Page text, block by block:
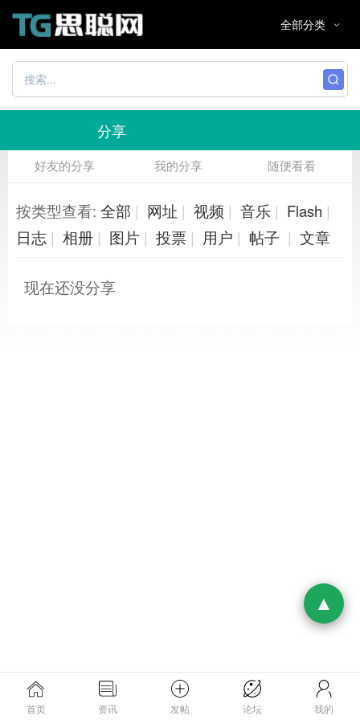
分享
好友的分享 我的分享 随便看看
按类型查看: 全部 | 网址 | 视频 | 音乐 | Flash |
日志 | 相册 | 图片 | 投票 | 用户 | 帖子 | 文章
现在还没分享
首页 资讯 发帖 论坛 我的